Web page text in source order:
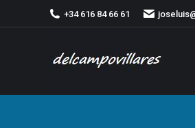
+34 616 84 66 61